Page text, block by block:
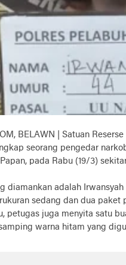
BELAWN | Satuan
seorang pengedar
pada Rabu (19/3)
diamankan adalah
sedang dan dua
petugas juga menyita satu
warna hitam yang